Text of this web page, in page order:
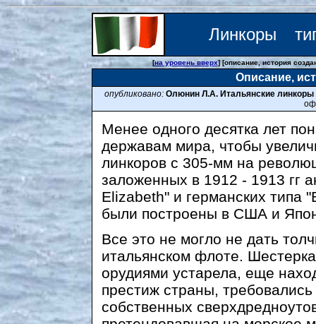
Линкоры
[на уровень вверх] [описание, история
Описание,
опубликовано: Олюнин Л.А. Итальянские
Менее одного десятка лет
державам мира, чтобы
линкоров с 305-мм на
заложенных в 1912 - 1913 гг
Elizabeth" и германских типа
были построены в США и
Все это не могло не дать
итальянском флоте.
орудиями устарела, еще
престиж страны,
собственных